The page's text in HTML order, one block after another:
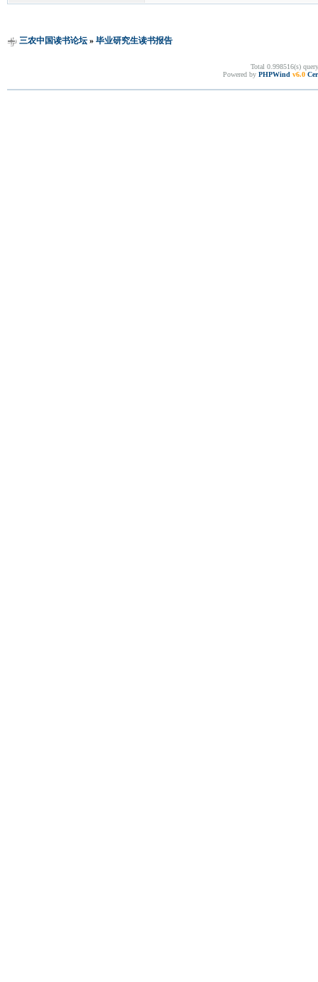
三农中国读书论坛» 毕业研究生读书报告
Total 0.998516(s)
Powered by PHPWind v6.0